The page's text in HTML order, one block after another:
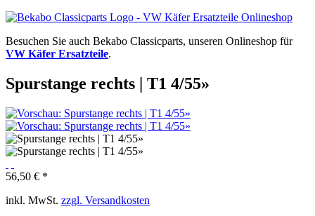
Besuchen Sie auch Bekabo Classicparts, unseren Onlineshop für
VW Käfer Ersatzteile.
Spurstange rechts | T1 4/55»
56,50 € *
inkl. MwSt. zzgl. Versandkosten